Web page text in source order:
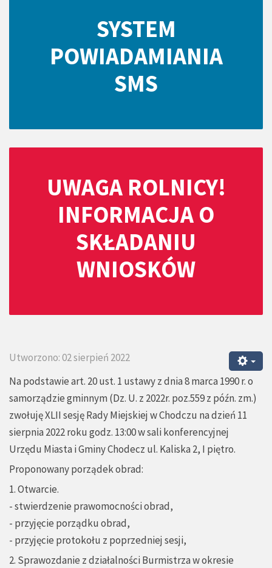
SYSTEM
POWIADAMIANIA
SMS
UWAGA ROLNICY!
INFORMACJA O
SKŁADANIU
WNIOSKÓW
Utworzono: 02 sierpień 2022
Na podstawie art. 20 ust. 1 ustawy z dnia 8 marca 1990 r. o
samorządzie gminnym (Dz. U. z 2022r. poz.559 z późn. zm.)
zwołuję XLII sesję Rady Miejskiej w Chodczu na dzień 11
sierpnia 2022 roku godz. 13:00 w sali konferencyjnej
Urzędu Miasta i Gminy Chodecz ul. Kaliska 2, I piętro.
Proponowany porządek obrad:
1. Otwarcie.
- stwierdzenie prawomocności obrad,
- przyjęcie porządku obrad,
- przyjęcie protokołu z poprzedniej sesji,
2. Sprawozdanie z działalności Burmistrza w okresie